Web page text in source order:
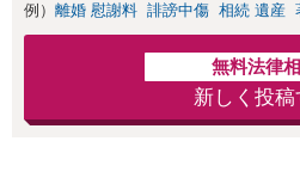
例） 離婚 慰謝料 誹謗中傷 相続 遺産
無料法律
新しく投稿